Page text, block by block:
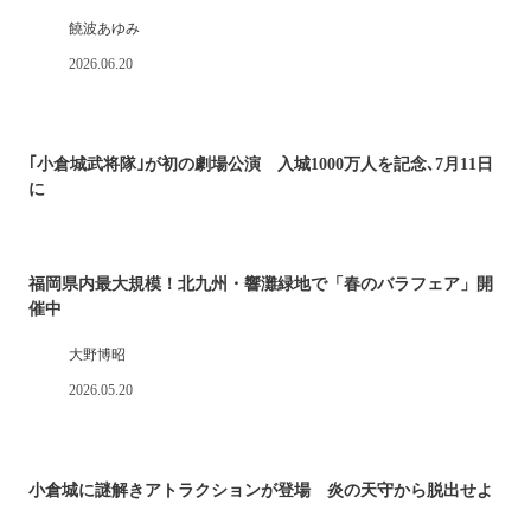
饒波あゆみ
2026.06.20
｢小倉城武将隊｣が初の劇場公演 入城1000万人を記念､7月11日
に
福岡県内最大規模！北九州・響灘緑地で「春のバラフェア」開
催中
大野博昭
2026.05.20
小倉城に謎解きアトラクションが登場 炎の天守から脱出せよ